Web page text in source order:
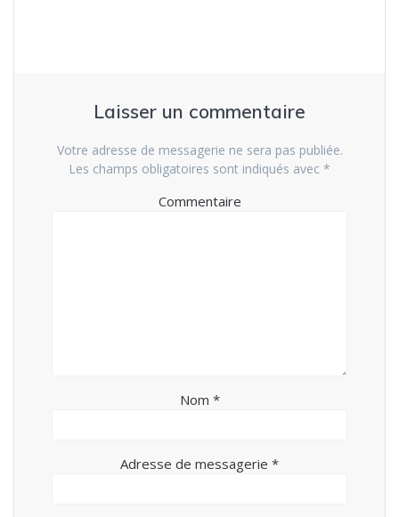
Laisser un commentaire
Votre adresse de messagerie ne sera pas publiée.
Les champs obligatoires sont indiqués avec *
Commentaire
Nom *
Adresse de messagerie *